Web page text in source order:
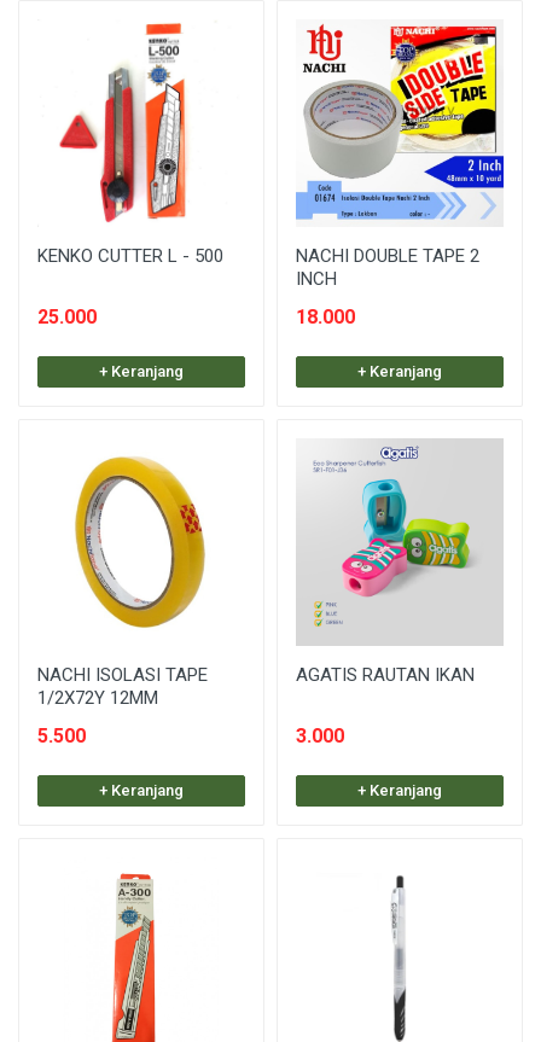
KENKO CUTTER L - 500
25.000
+ Keranjang
NACHI DOUBLE TAPE 2
INCH
18.000
+ Keranjang
NACHI ISOLASI TAPE
1/2X72Y 12MM
5.500
+ Keranjang
AGATIS RAUTAN IKAN
3.000
+ Keranjang